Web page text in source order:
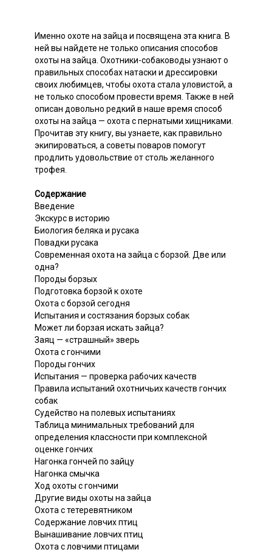
Именно охоте на зайца и посвящена эта книга. В
ней вы найдете не только описания способов
охоты на зайца. Охотники-собаководы узнают о
правильных способах натаски и дрессировки
своих любимцев, чтобы охота стала уловистой, а
не только способом провести время. Также в ней
описан довольно редкий в наше время способ
охоты на зайца — охота с пернатыми хищниками.
Прочитав эту книгу, вы узнаете, как правильно
экипироваться, а советы поваров помогут
продлить удовольствие от столь желанного
трофея.
Содержание
Введение
Экскурс в историю
Биология беляка и русака
Повадки русака
Современная охота на зайца с борзой. Две или
одна?
Породы борзых
Подготовка борзой к охоте
Охота с борзой сегодня
Испытания и состязания борзых собак
Может ли борзая искать зайца?
Заяц — «страшный» зверь
Охота с гончими
Породы гончих
Испытания — проверка рабочих качеств
Правила испытаний охотничьих качеств гончих
собак
Судейство на полевых испытаниях
Таблица минимальных требований для
определения классности при комплексной
оценке гончих
Нагонка гончей по зайцу
Нагонка смычка
Ход охоты с гончими
Другие виды охоты на зайца
Охота с тетеревятником
Содержание ловчих птиц
Вынашивание ловчих птиц
Охота с ловчими птицами